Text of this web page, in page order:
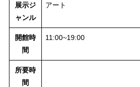
展示ジ
ャンル
アート
開館時
間
11:00~19:00
所要時
間